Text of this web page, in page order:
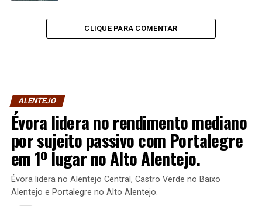
CLIQUE PARA COMENTAR
ALENTEJO
Évora lidera no rendimento mediano
por sujeito passivo com Portalegre
em 1º lugar no Alto Alentejo.
Évora lidera no Alentejo Central, Castro Verde no Baixo
Alentejo e Portalegre no Alto Alentejo.